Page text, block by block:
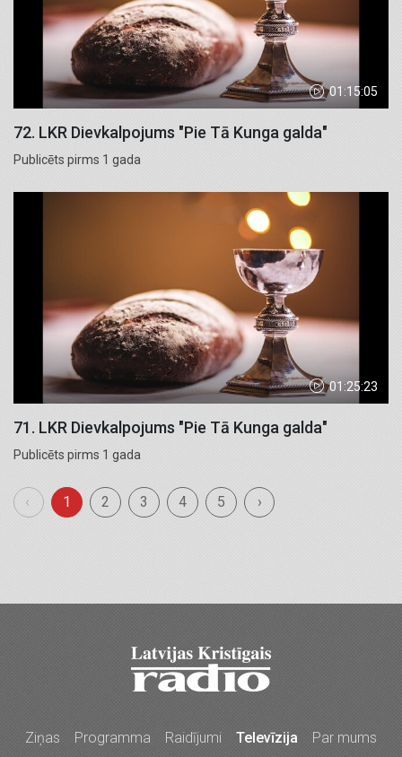
01:15:05
72. LKR Dievkalpojums "Pie Tā Kunga galda"
Publicēts pirms 1 gada
01:25:23
71. LKR Dievkalpojums "Pie Tā Kunga galda"
Publicēts pirms 1 gada
‹ 1 2 3 4 5 ›
Ziņas Programma Raidījumi Televīzija Par mums